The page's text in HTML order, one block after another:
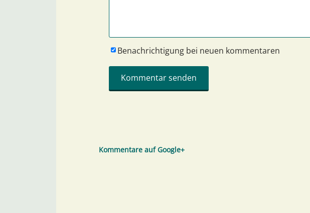
Benachrichtigung bei neuen kommentaren
Kommentare auf Google+